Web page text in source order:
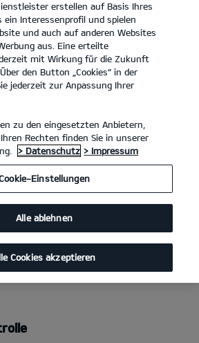
erstellen auf Basis Ihres
Interessenprofil und spielen
und auch auf anderen Websites
aus. Eine erteilte
mit Wirkung für die Zukunft
den Button „Cookies“ in der
jederzeit zur Anpassung Ihrer
zu den eingesetzten Anbietern,
Rechten finden Sie in unserer
> Datenschutz > Impressum
Einstellungen
Alle ablehnen
Cookies akzeptieren